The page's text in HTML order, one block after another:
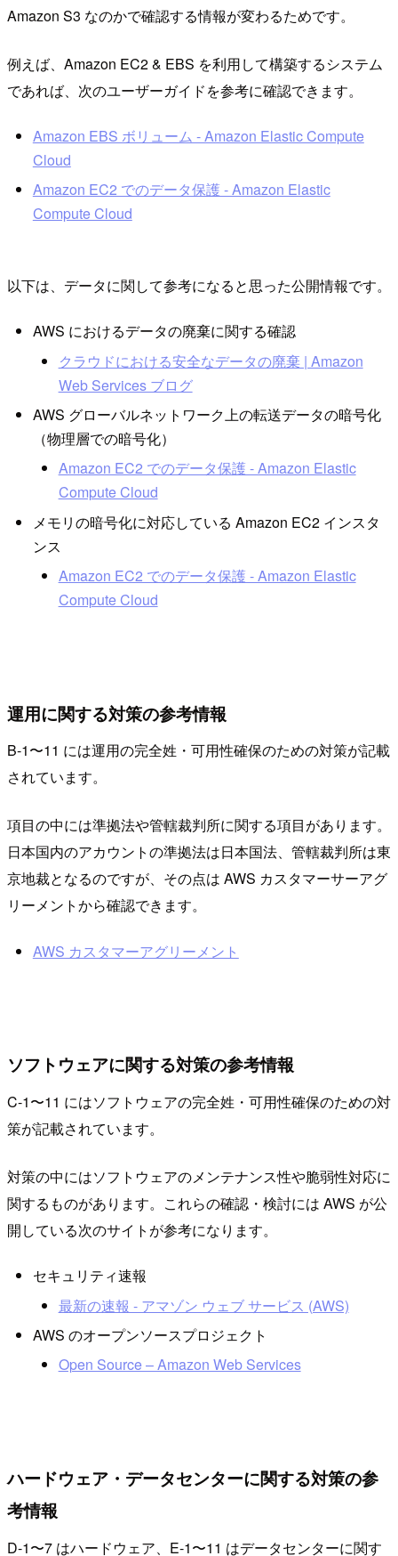
Amazon S3 なのかで確認する情報が変わるためです。
例えば、Amazon EC2 & EBS を利用して構築するシステム
であれば、次のユーザーガイドを参考に確認できます。
Amazon EBS ボリューム - Amazon Elastic Compute
Cloud
Amazon EC2 でのデータ保護 - Amazon Elastic
Compute Cloud
以下は、データに関して参考になると思った公開情報です。
AWS におけるデータの廃棄に関する確認
クラウドにおける安全なデータの廃棄 | Amazon
Web Services ブログ
AWS グローバルネットワーク上の転送データの暗号化
（物理層での暗号化）
Amazon EC2 でのデータ保護 - Amazon Elastic
Compute Cloud
メモリの暗号化に対応している Amazon EC2 インスタ
ンス
Amazon EC2 でのデータ保護 - Amazon Elastic
Compute Cloud
運用に関する対策の参考情報
B-1〜11 には運用の完全姓・可用性確保のための対策が記載
されています。
項目の中には準拠法や管轄裁判所に関する項目があります。
日本国内のアカウントの準拠法は日本国法、管轄裁判所は東
京地裁となるのですが、その点は AWS カスタマーサーアグ
リーメントから確認できます。
AWS カスタマーアグリーメント
ソフトウェアに関する対策の参考情報
C-1〜11 にはソフトウェアの完全姓・可用性確保のための対
策が記載されています。
対策の中にはソフトウェアのメンテナンス性や脆弱性対応に
関するものがあります。これらの確認・検討には AWS が公
開している次のサイトが参考になります。
セキュリティ速報
最新の速報 - アマゾン ウェブ サービス (AWS)
AWS のオープンソースプロジェクト
Open Source – Amazon Web Services
ハードウェア・データセンターに関する対策の参
考情報
D-1〜7 はハードウェア、E-1〜11 はデータセンターに関す